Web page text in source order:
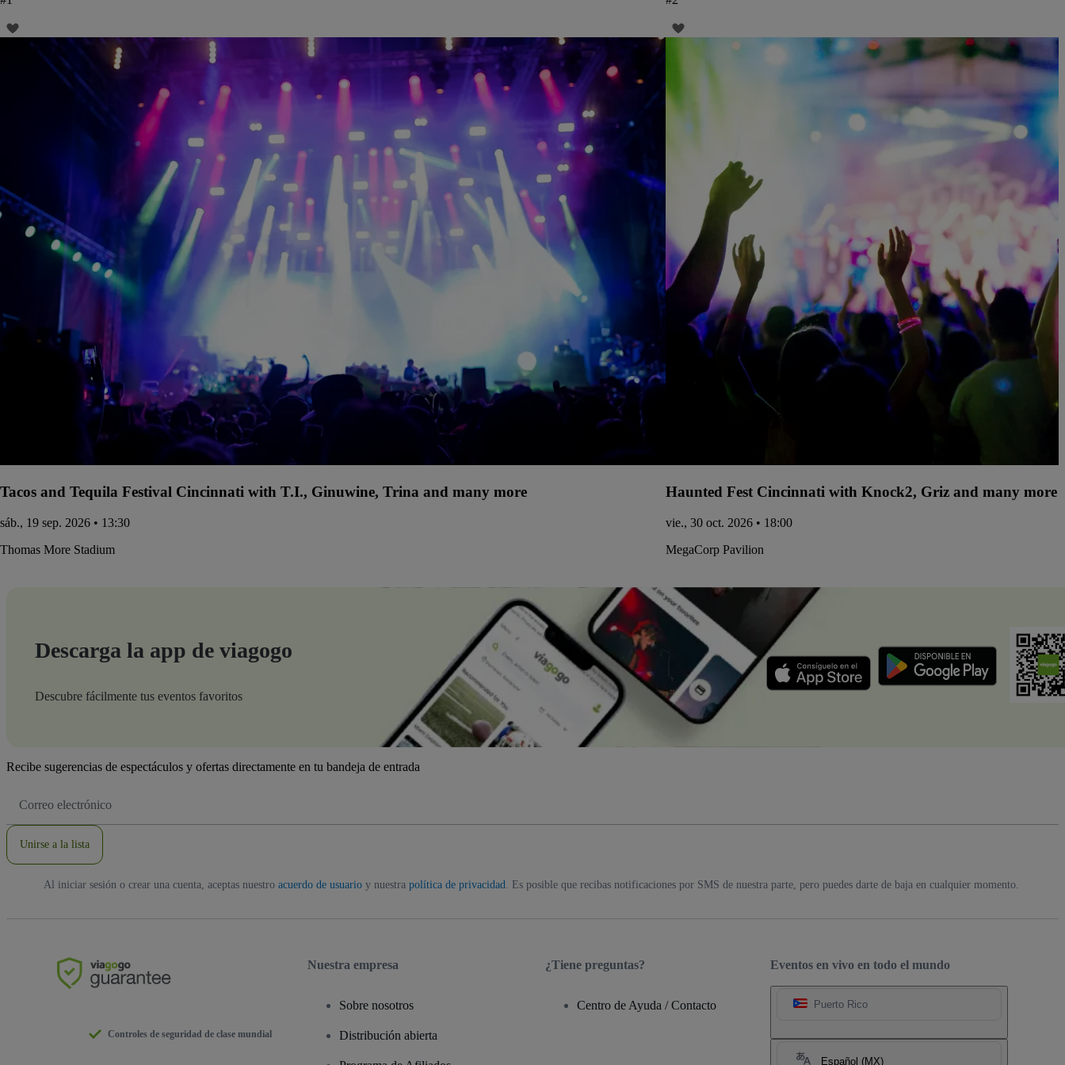
Tacos and Tequila Festival Cincinnati with T.I., Ginuwine, Trina and many more
sáb., 19 sep. 2026 • 13:30
Thomas More Stadium
Haunted Fest Cincinnati with Knock2, Griz and many more
vie., 30 oct. 2026 • 18:00
MegaCorp Pavilion
Descarga la app de viagogo
Descubre fácilmente tus eventos favoritos
Recibe sugerencias de espectáculos y ofertas directamente en tu bandeja de entrada
de
Unirse a la lista
Al iniciar sesión o crear una cuenta, aceptas nuestro acuerdo de usuarioy nuestra política de privacidad . Es posible que recibas notificaciones por SMS de nuestra parte, pero puedes darte de baja en cualquier momento.
Eventos en vivo en todo el mundo
Puerto Rico
Español (MX)
Controles de seguridad de clase mundial
Nuestra empresa
Sobre nosotros
Distribución abierta
¿Tiene preguntas?
Centro de Ayuda / Contacto